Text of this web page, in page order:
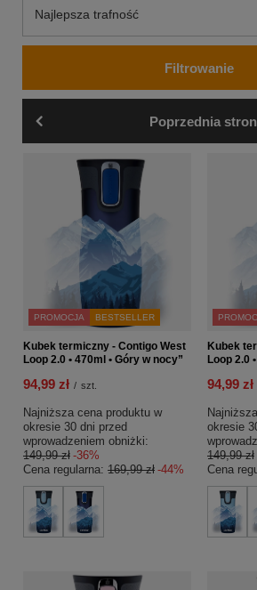
Zmień sortowanie
Najlepsza trafność
Filtrowanie
Poprzednia
PROMOCJA BESTSELLER
Kubek termiczny - Contigo West
Loop 2.0 • 470ml • Góry w nocy”
94,99 zł / szt.
Najniższa cena produktu w
okresie 30 dni przed
wprowadzeniem obniżki:
149,99 zł -36%
Cena regularna: 169,99 zł -44%
Kubek
Loop 2.0
94,99 zł
okresie
149,99 zł
Cena